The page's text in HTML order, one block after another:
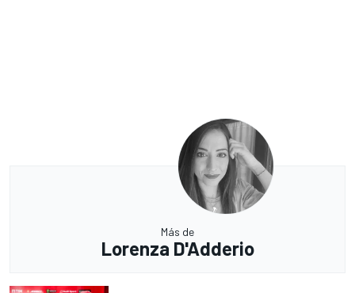
Más de
Lorenza D'Adderio